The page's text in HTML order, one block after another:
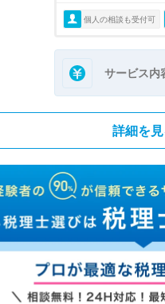
個人の相談も受付可
サービス内
詳細を